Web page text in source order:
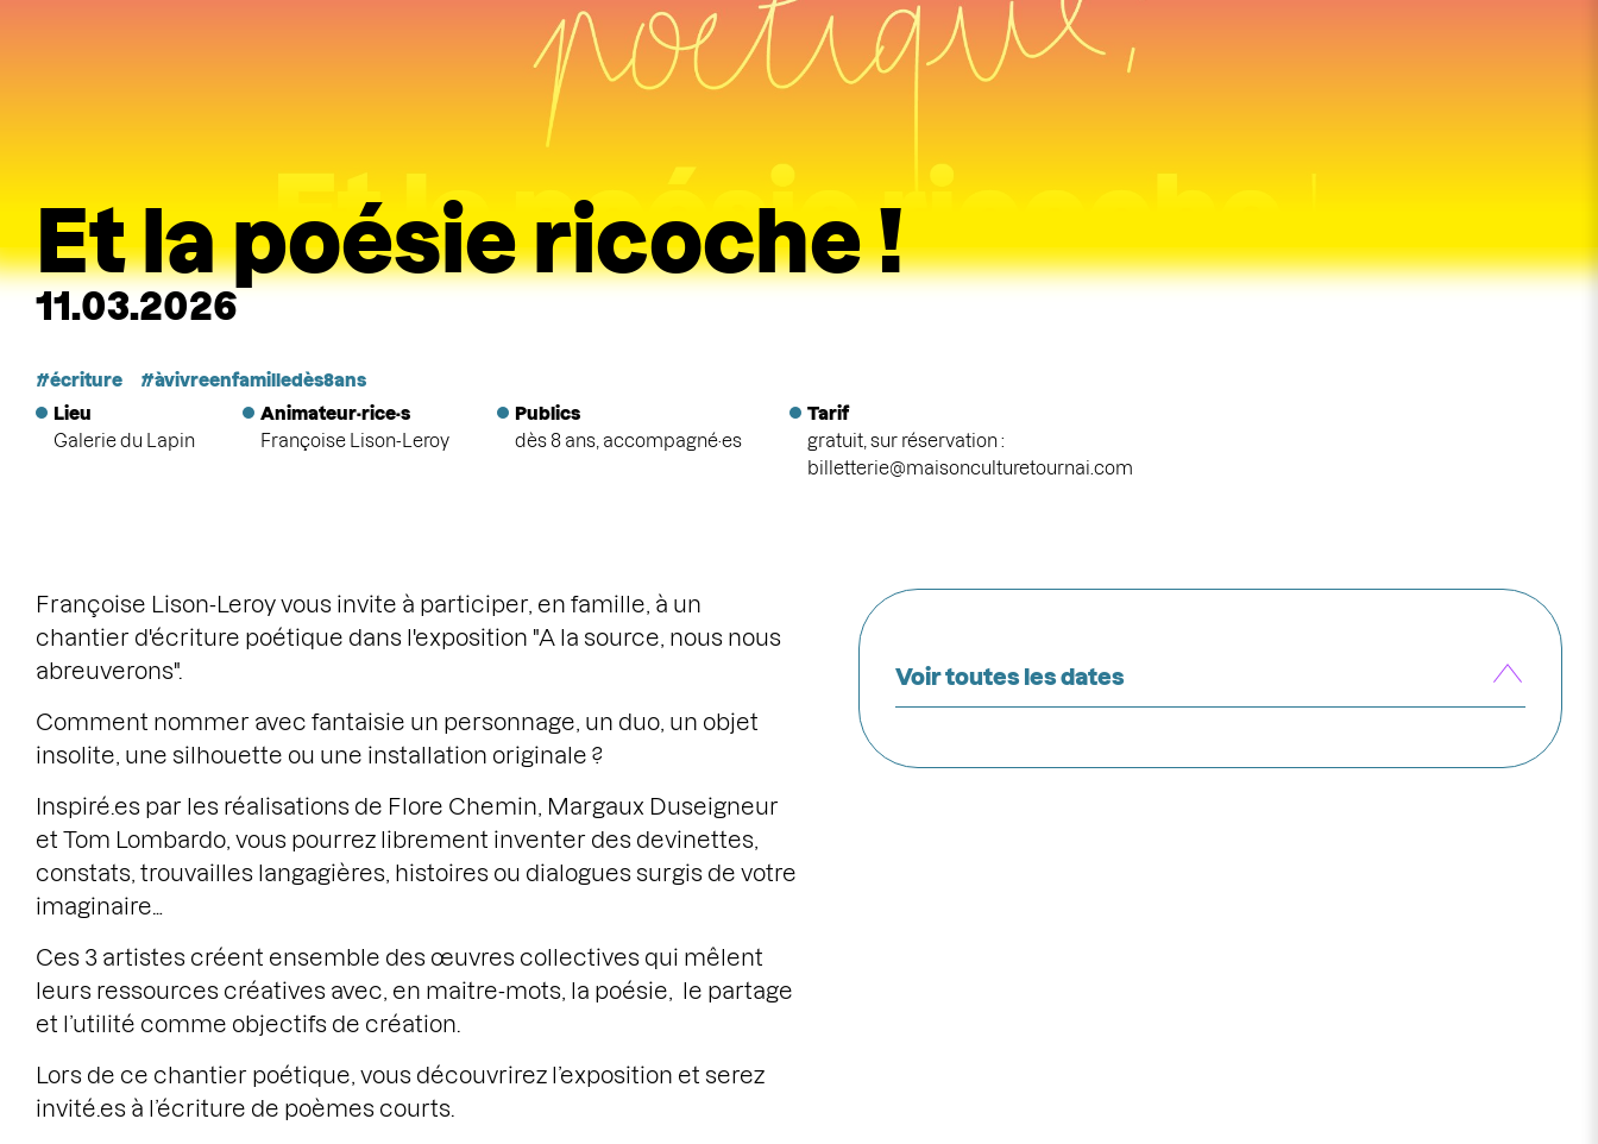
Et la poésie ricoche !
11.03.2026
écriture
àvivreenfamilledès8ans
Lieu
Galerie du Lapin
Animateur·rice·s
Françoise Lison-Leroy
Publics
dès 8 ans, accompagné·es
Tarif
gratuit, sur réservation :
billetterie@maisonculturetournai.com
Françoise Lison-Leroy vous invite à participer, en famille, à un
chantier d'écriture poétique dans l'exposition "A la source, nous nous
abreuverons".
Comment nommer avec fantaisie un personnage, un duo, un objet
insolite, une silhouette ou une installation originale ?
Inspiré.es par les réalisations de Flore Chemin, Margaux Duseigneur
et Tom Lombardo, vous pourrez librement inventer des devinettes,
constats, trouvailles langagières, histoires ou dialogues surgis de votre
imaginaire…
Ces 3 artistes créent ensemble des œuvres collectives qui mêlent
leurs ressources créatives avec, en maitre-mots, la poésie, le partage
et l’utilité comme objectifs de création.
Lors de ce chantier poétique, vous découvrirez l’exposition et serez
invité.es à l’écriture de poèmes courts.
Voir toutes les dates